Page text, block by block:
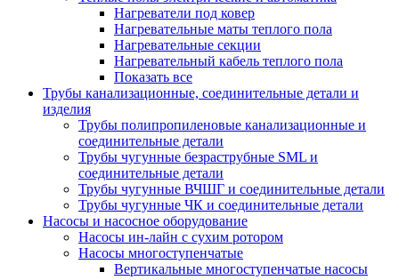
Нагреватели под ковер
Нагревательные маты теплого пола
Нагревательные секции
Нагревательный кабель теплого пола
Показать все
Трубы канализационные, соединительные детали и
изделия
Трубы полипропиленовые канализационные и
соединительные детали
Трубы чугунные безраструбные SML и
соединительные детали
Трубы чугунные ВЧШГ и соединительные детали
Трубы чугунные ЧК и соединительные детали
Насосы и насосное оборудование
Насосы ин-лайн с сухим ротором
Насосы многоступенчатые
Вертикальные многоступенчатые насосы